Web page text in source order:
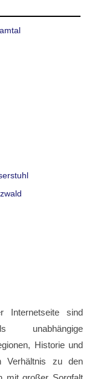
Internetseite sind
unabhängige
Historie und
Verhältnis zu den